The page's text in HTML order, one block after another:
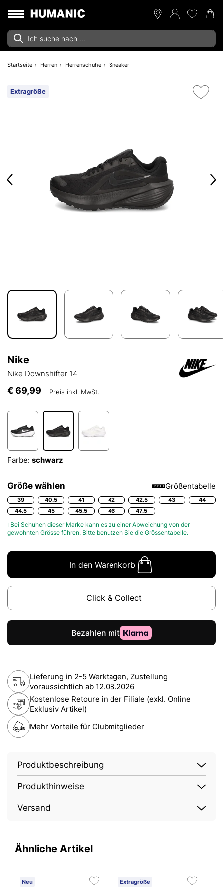
Startseite Herren Herrenschuhe Sneaker
Extragröße
Nike
Nike Downshifter 14
€ 69,99 Preis inkl. MwSt.
Farbe: schwarz
Größe wählen Größentabelle
39 40.5 41 42 42.5 43
44
44.5
45 45.5 46 47.5
ℹ Bei Schuhen dieser Marke kann es zu einer Abweichung von der
gewohnten Grösse führen. Bitte benutzen Sie die Grössentabelle.
In den Warenkorb
Click & Collect
Lieferung in 2-5 Werktagen, Zustellung
voraussichtlich ab 12.08.2026
Kostenlose Retoure in der Filiale (exkl. Online
Exklusiv Artikel)
Mehr Vorteile für Clubmitglieder
Produktbeschreibung
Produkthinweise
Versand
Ähnliche Artikel
Neu Extragröße